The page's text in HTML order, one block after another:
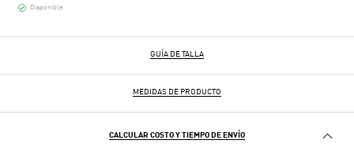
Disponible
GUÍA DE TALLA
MEDIDAS DE PRODUCTO
CALCULAR COSTO Y TIEMPO DE ENVÍO